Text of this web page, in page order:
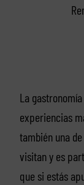
La
experiencias
también una
visitan y es
que si estás